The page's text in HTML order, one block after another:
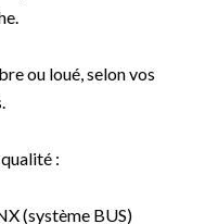
ou loué, selon vos
:
(système BUS)